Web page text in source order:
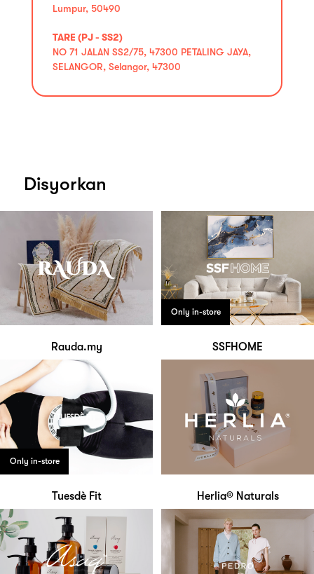
Lumpur, 50490
TARE (PJ - SS2)
NO 71 JALAN SS2/75, 47300 PETALING JAYA,
SELANGOR, Selangor, 47300
Disyorkan
Rauda.my
Only in-store
SSFHOME
Only in-store
Tuesdè Fit Herlia® Naturals